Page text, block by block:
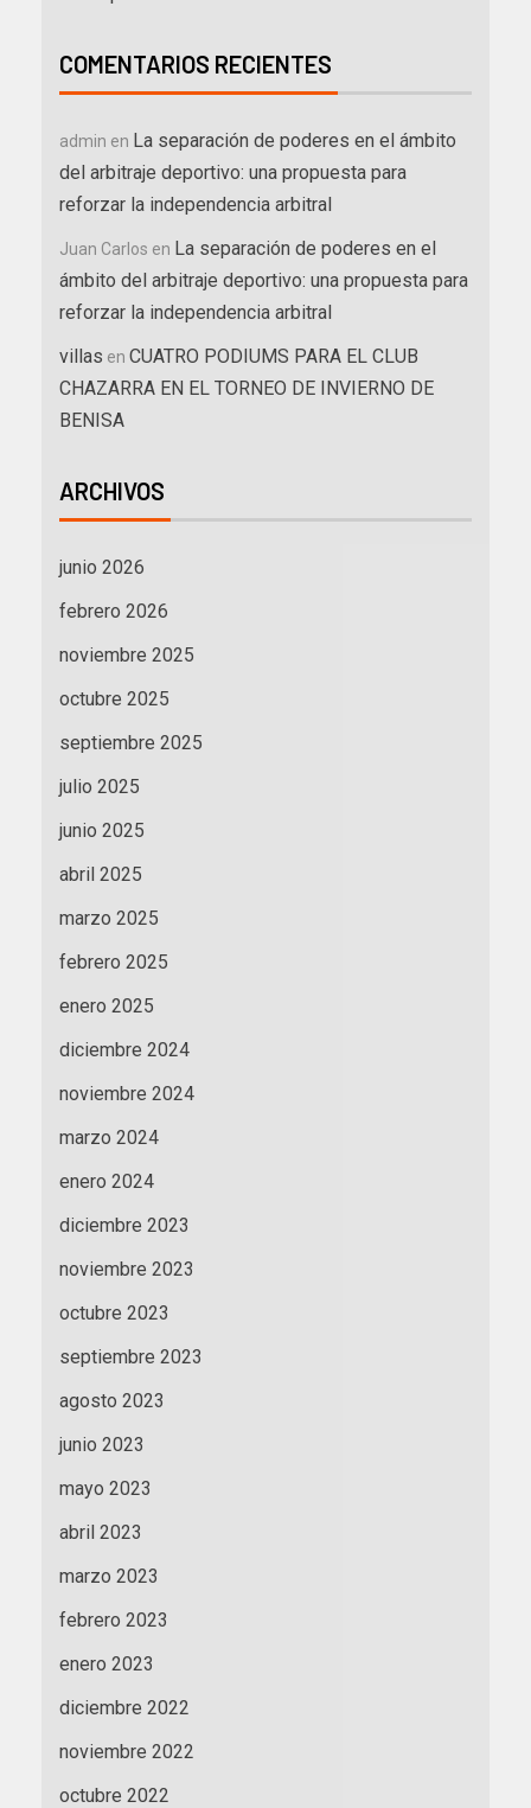
COMENTARIOS RECIENTES
admin en La separación de poderes en el ámbito
del arbitraje deportivo: una propuesta para
reforzar la independencia arbitral
Juan Carlos en La separación de poderes en el
ámbito del arbitraje deportivo: una propuesta para
reforzar la independencia arbitral
villas en CUATRO PODIUMS PARA EL CLUB
CHAZARRA EN EL TORNEO DE INVIERNO DE
BENISA
ARCHIVOS
junio 2026
febrero 2026
noviembre 2025
octubre 2025
septiembre 2025
julio 2025
junio 2025
abril 2025
marzo 2025
febrero 2025
enero 2025
diciembre 2024
noviembre 2024
marzo 2024
enero 2024
diciembre 2023
noviembre 2023
octubre 2023
septiembre 2023
agosto 2023
junio 2023
mayo 2023
abril 2023
marzo 2023
febrero 2023
enero 2023
diciembre 2022
noviembre 2022
octubre 2022